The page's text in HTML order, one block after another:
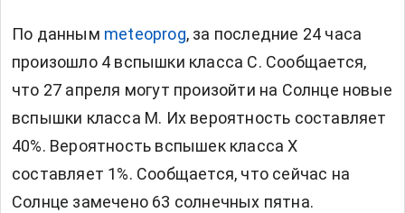
По данным meteoprog, за последние 24 часа
произошло 4 вспышки класса С. Сообщается,
что 27 апреля могут произойти на Солнце новые
вспышки класса М. Их вероятность составляет
40%. Вероятность вспышек класса Х
составляет 1%. Сообщается, что сейчас на
Солнце замечено 63 солнечных пятна.